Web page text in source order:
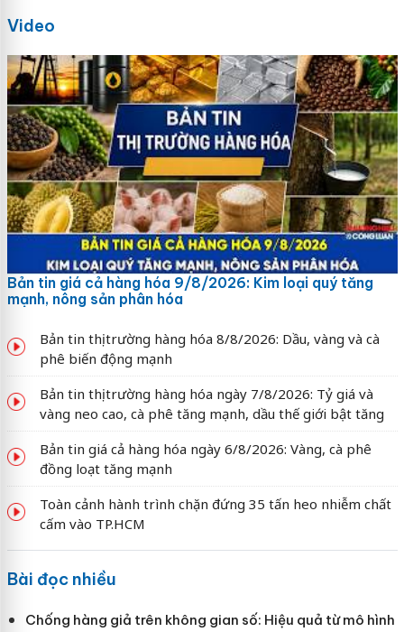
Video
Bản tin giá cả hàng hóa 9/8/2026: Kim loại quý tăng
mạnh, nông sản phân hóa
Bản tin thị trường hàng hóa 8/8/2026: Dầu, vàng và cà
phê biến động mạnh
Bản tin thị trường hàng hóa ngày 7/8/2026: Tỷ giá và
vàng neo cao, cà phê tăng mạnh, dầu thế giới bật tăng
Bản tin giá cả hàng hóa ngày 6/8/2026: Vàng, cà phê
đồng loạt tăng mạnh
Toàn cảnh hành trình chặn đứng 35 tấn heo nhiễm chất
cấm vào TP.HCM
Bài đọc nhiều
Chống hàng giả trên không gian số: Hiệu quả từ mô hình